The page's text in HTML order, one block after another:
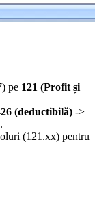
pe 121 (Profit și
(deductibilă) ->
.
(121.xx) pentru